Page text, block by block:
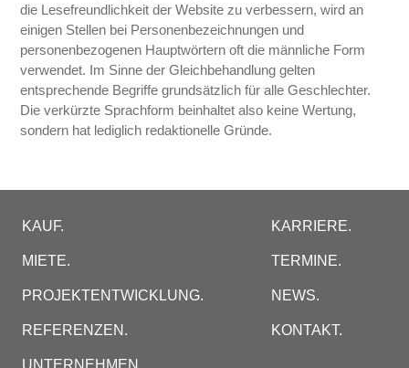
die Lesefreundlichkeit der Website zu verbessern, wird an
einigen Stellen bei Personenbezeichnungen und
personenbezogenen Hauptwörtern oft die männliche Form
verwendet. Im Sinne der Gleichbehandlung gelten
entsprechende Begriffe grundsätzlich für alle Geschlechter.
Die verkürzte Sprachform beinhaltet also keine Wertung,
sondern hat lediglich redaktionelle Gründe.
KAUF.
MIETE.
PROJEKTENTWICKLUNG.
REFERENZEN.
UNTERNEHMEN.
KARRIERE.
TERMINE.
NEWS.
KONTAKT.